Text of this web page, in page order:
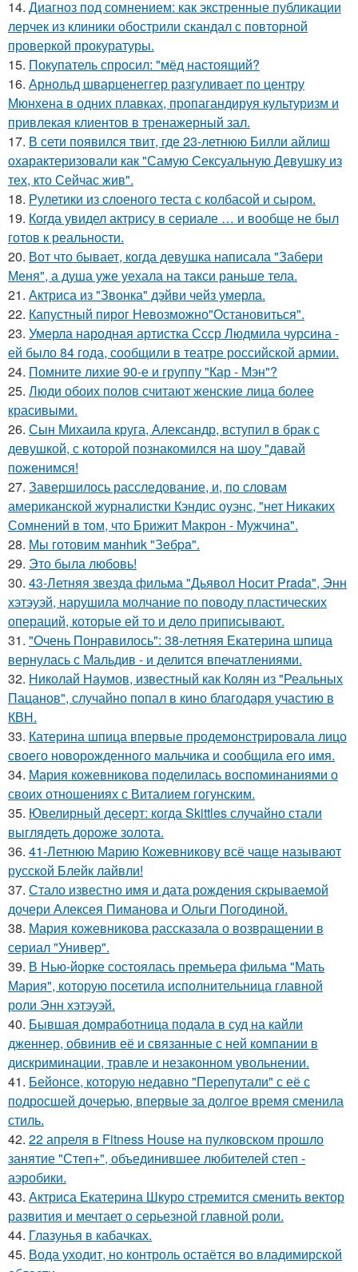
14. Диагноз под сомнением: как экстренные публикации
лерчек из клиники обострили скандал с повторной
проверкой прокуратуры.
15. Покупатель спросил: "мёд настоящий?
16. Арнольд шварценеггер разгуливает по центру
Мюнхена в одних плавках, пропагандируя культуризм и
привлекая клиентов в тренажерный зал.
17. В сети появился твит, где 23-летнюю Билли айлиш
охарактеризовали как "Самую Сексуальную Девушку из
тех, кто Сейчас жив".
18. Рулетики из слоеного теста с колбасой и сыром.
19. Когда увидел актрису в сериале … и вообще не был
готов к реальности.
20. Вот что бывает, когда девушка написала "Забери
Меня", а душа уже уехала на такси раньше тела.
21. Актриса из "Звонка" дэйви чейз умерла.
22. Капустный пирог Невозможно"Остановиться".
23. Умерла народная артистка Ссср Людмила чурсина -
ей было 84 года, сообщили в театре российской армии.
24. Помните лихие 90-е и группу "Кар - Мэн"?
25. Люди обоих полов считают женские лица более
красивыми.
26. Сын Михаила круга, Александр, вступил в брак с
девушкой, с которой познакомился на шоу "давай
поженимся!
27. Завершилось расследование, и, по словам
американской журналистки Кэндис оуэнс, "нет Никаких
Сомнений в том, что Брижит Макрон - Мужчина".
28. Мы готовим мaнhиk "Зeбpa".
29. Это была любовь!
30. 43-Летняя звезда фильма "Дьявол Носит Prada", Энн
хэтэуэй, нарушила молчание по поводу пластических
операций, которые ей то и дело приписывают.
31. "Очень Понравилось": 38-летняя Екатерина шпица
вернулась с Мальдив - и делится впечатлениями.
32. Николай Наумов, известный как Колян из "Реальных
Пацанов", случайно попал в кино благодаря участию в
КВН.
33. Катерина шпица впервые продемонстрировала лицо
своего новорожденного мальчика и сообщила его имя.
34. Мария кожевникова поделилась воспоминаниями о
своих отношениях с Виталием гогунским.
35. Ювелирный десерт: когда Skittles случайно стали
выглядеть дороже золота.
36. 41-Летнюю Марию Кожевникову всё чаще называют
русской Блейк лайвли!
37. Стало известно имя и дата рождения скрываемой
дочери Алексея Пиманова и Ольги Погодиной.
38. Мария кожевникова рассказала о возвращении в
сериал "Универ".
39. В Нью-йорке состоялась премьера фильма "Мать
Мария", которую посетила исполнительница главной
роли Энн хэтэуэй.
40. Бывшая домработница подала в суд на кайли
дженнер, обвинив её и связанные с ней компании в
дискриминации, травле и незаконном увольнении.
41. Бейонсе, которую недавно "Перепутали" с её с
подросшей дочерью, впервые за долгое время сменила
стиль.
42. 22 апреля в Fitness House на пулковском прошло
занятие "Степ+", объединившее любителей степ -
аэробики.
43. Актриса Екатерина Шкуро стремится сменить вектор
развития и мечтает о серьезной главной роли.
44. Глазунья в кабачках.
45. Вода уходит, но контроль остаётся во владимирской